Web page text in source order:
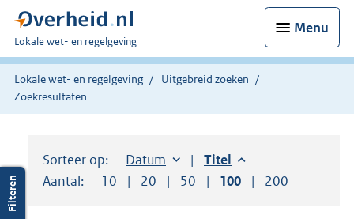
Menu
U
bent
hier:
Lokale wet- en regelgeving
Lokale wet- en regelgeving
Uitgebreid zoeken
Zoekresultaten
Sorteer op: Sorteer op:
Datum aflopendSorteer op:
Titel aflopend
Aantal:
Toon
10 resultaten per pagina
Toon
20 resultaten per pagina
Toon
50 resultaten per pagina
Toon
100 resultaten per
Toon
200